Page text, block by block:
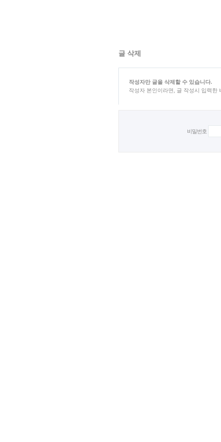
글 삭제
작성자만 글을 삭제할 수 있습니다.
작성자 본인이라면, 글 작성시 입력한
비밀번호